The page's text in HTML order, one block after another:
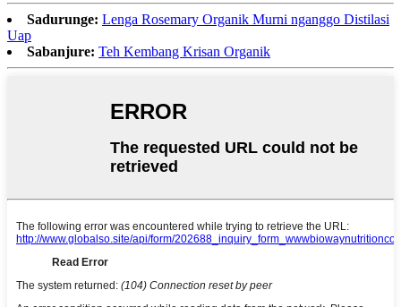
Sadurunge: Lenga Rosemary Organik Murni nganggo Distilasi
Uap
Sabanjure: Teh Kembang Krisan Organik